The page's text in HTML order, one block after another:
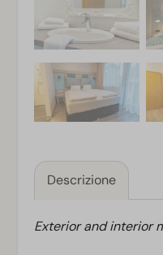
Descrizione
Exterior and interior